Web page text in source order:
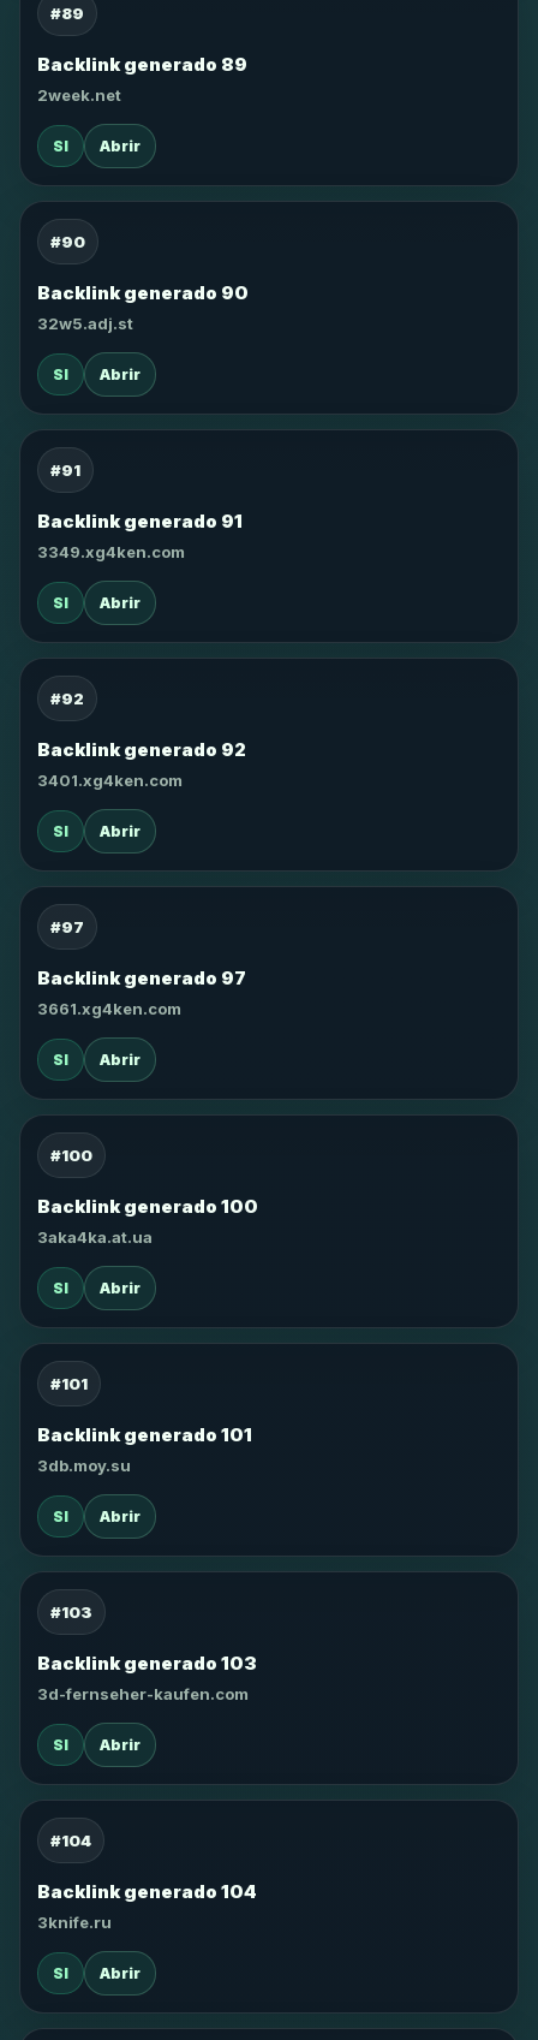
#89
Backlink generado 89
2week.net
SI Abrir
#90
Backlink generado 90
32w5.adj.st
SI Abrir
#91
Backlink generado 91
3349.xg4ken.com
SI Abrir
#92
Backlink generado 92
3401.xg4ken.com
SI Abrir
#97
Backlink generado 97
3661.xg4ken.com
SI Abrir
#100
Backlink generado 100
3aka4ka.at.ua
SI Abrir
#101
Backlink generado 101
3db.moy.su
SI Abrir
#103
Backlink generado 103
3d-fernseher-kaufen.com
SI Abrir
#104
Backlink generado 104
3knife.ru
SI Abrir